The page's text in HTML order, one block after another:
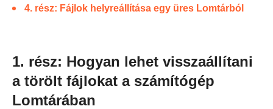
4. rész: Fájlok helyreállítása egy üres Lomtárból
1. rész: Hogyan lehet visszaállítani
a törölt fájlokat a számítógép
Lomtárában